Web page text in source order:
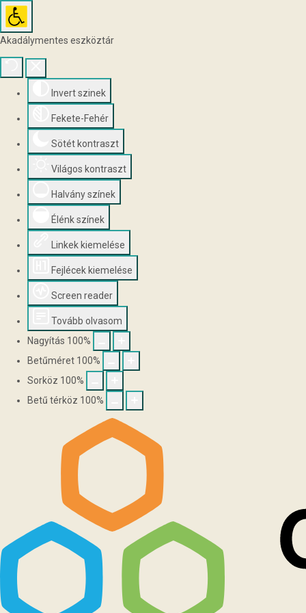
Akadálymentes eszköztár
Invert szinek
Fekete-Fehér
Sötét kontraszt
Világos kontraszt
Halvány színek
Élénk színek
Linkek kiemelése
Fejlécek kiemelése
Screen reader
Tovább olvasom
Nagyítás 100%
Betűméret 100%
Sorköz 100%
Betű térköz 100%